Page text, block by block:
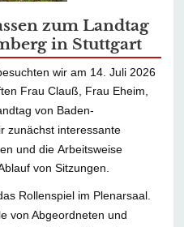
zum Landtag
in Stuttgart
wir am 14. Juli 2026
Frau Clauß, Frau Eheim,
von Baden-
zunächst interessante
und die Arbeitsweise
von Sitzungen.
Rollenspiel im Plenarsaal.
von Abgeordneten und